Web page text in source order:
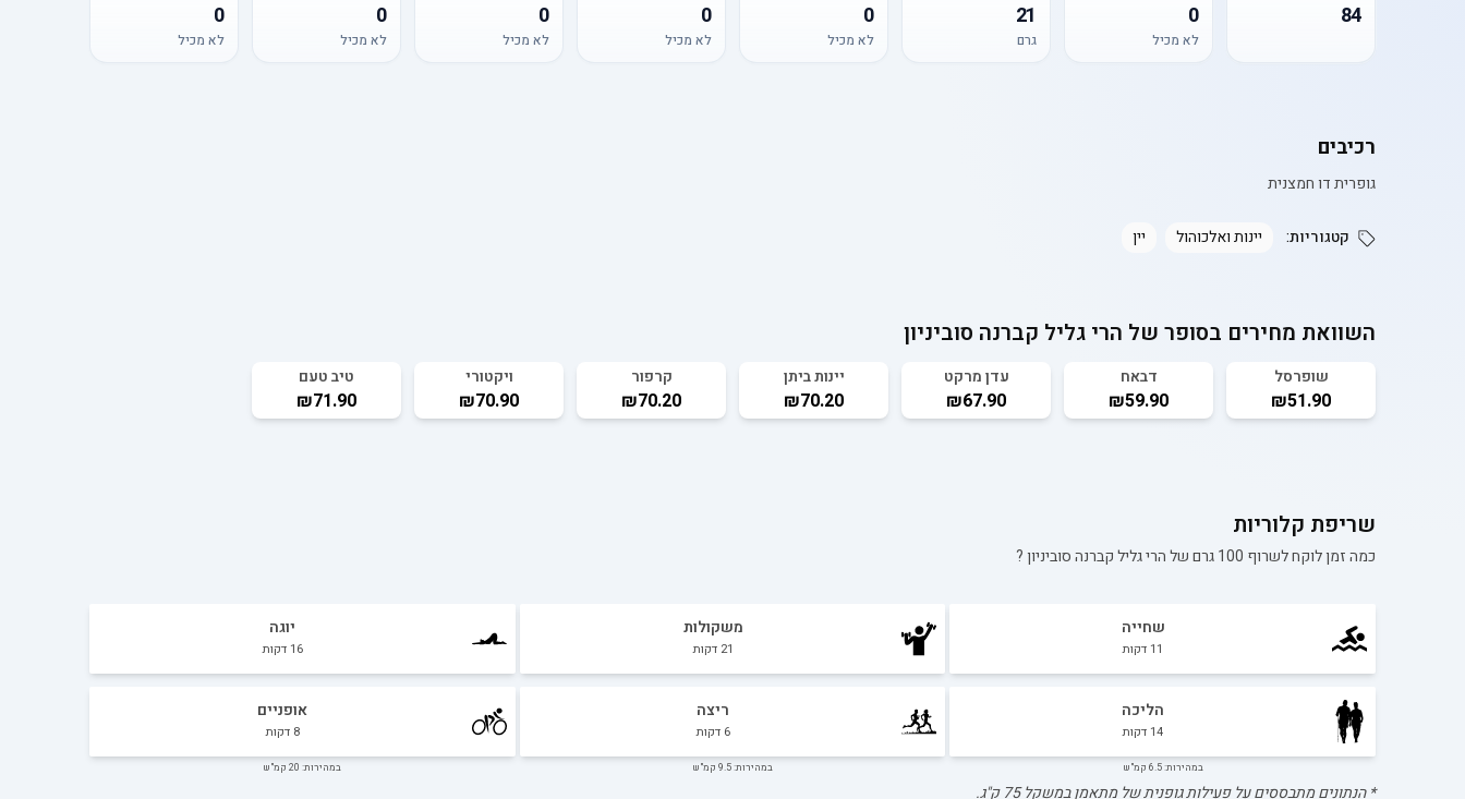
84
0
לא מכיל
21
גרם
0
לא מכיל
0
לא מכיל
0
לא מכיל
0
לא מכיל
0
לא מכיל
רכיבים
גופרית דו חמצנית
קטגוריות: יינות ואלכוהול יין
השוואת מחירים בסופר של הרי גליל קברנה סוביניון
שופרסל
₪51.90
דבאח
₪59.90
עדן מרקט
₪67.90
יינות ביתן
₪70.20
קרפור
₪70.20
ויקטורי
₪70.90
טיב טעם
₪71.90
שריפת קלוריות
כמה זמן לוקח לשרוף 100 גרם של הרי גליל קברנה סוביניון?
שחייה
11 דקות
משקולות
21 דקות
יוגה
16 דקות
הליכה
14 דקות
במהירות: 6.5 קמ"ש
ריצה
6 דקות
במהירות: 9.5 קמ"ש
אופניים
8 דקות
במהירות: 20 קמ"ש
* הנתונים מתבססים על פעילות גופנית של מתאמן במשקל75ק"ג.